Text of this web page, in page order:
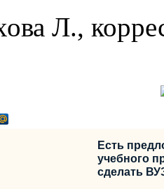
Л.,
Есть
учебного
сделать